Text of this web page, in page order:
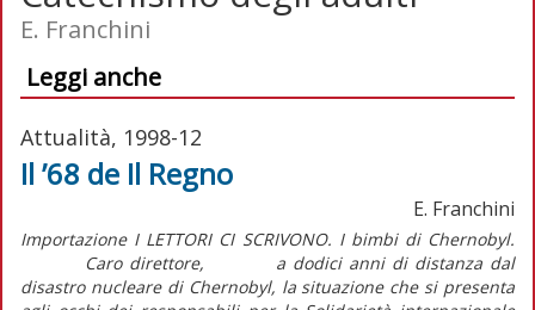
E. Franchini
Leggi anche
Attualità, 1998-12
Il ’68 de Il Regno
E. Franchini
Importazione I LETTORI CI SCRIVONO. I bimbi di Chernobyl.
Caro direttore, a dodici anni di distanza dal
disastro nucleare di Chernobyl, la situazione che si presenta